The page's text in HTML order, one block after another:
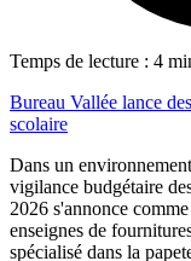
Temps de lecture : 4
Bureau Vallée lance
scolaire
Dans un
vigilance budgétaire
2026 s'annonce
enseignes de
spécialisé dans la